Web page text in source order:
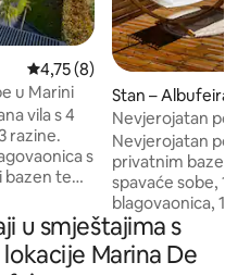
Prosječna ocjena: 4,75/5,
4,75 (8)
u Marini
vila s 4
razine.
s
bazen te
i
Stan – Albufeira
Nevjerojatan
180°/grijani
Nevjerojatan
privatnim
spavaće sobe, 1
blagovaonica, 1
kuhinja, 2
obnovljen i
i elegantan.
u smještajima s
Marina De